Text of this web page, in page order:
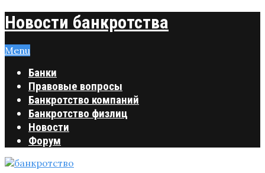
Новости банкротства
Menu
Банки
Правовые вопросы
Банкротство компаний
Банкротство физлиц
Новости
Форум